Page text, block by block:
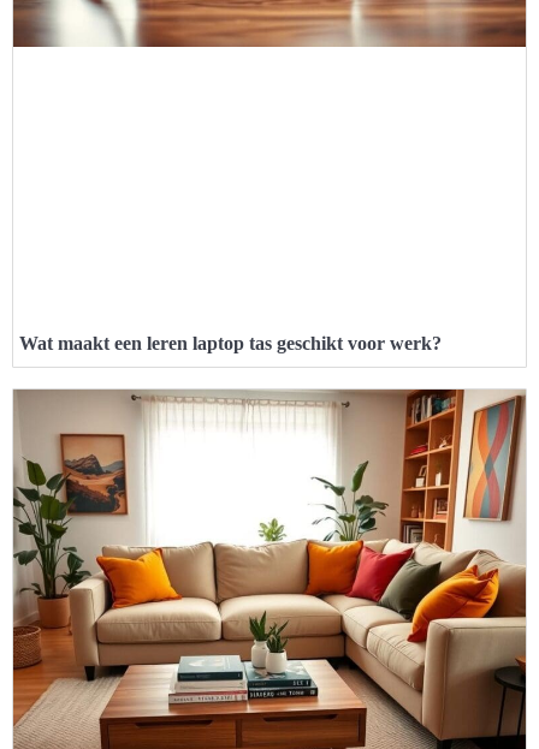
Wat maakt een leren laptop tas geschikt voor werk?